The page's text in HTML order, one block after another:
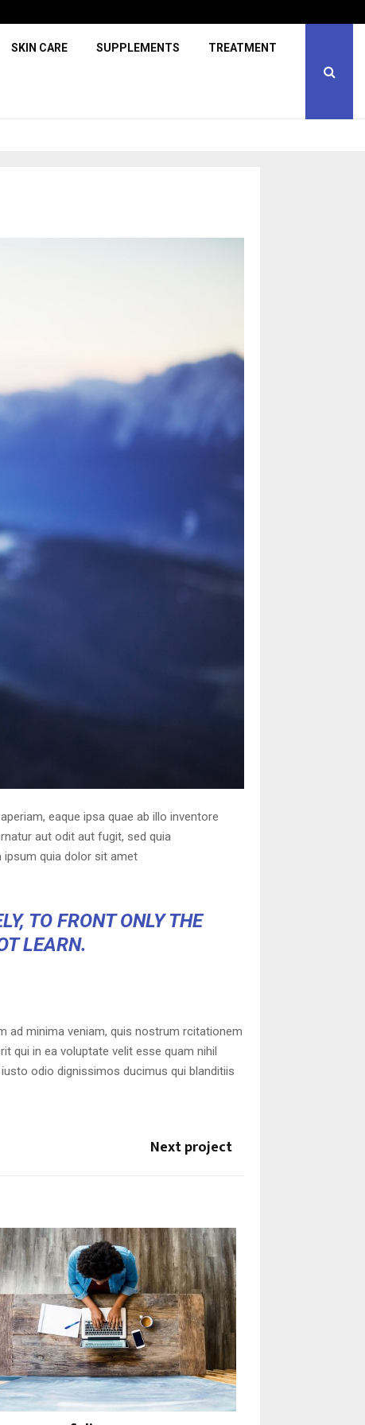
SKIN CARE SUPPLEMENTS TREATMENT
eaque ipsa quae ab illo inventore
aut odit aut fugit, sed quia
ipsum quia dolor sit amet
TO FRONT ONLY THE
LEARN.
ad minima veniam, quis nostrum rcitationem
qui in ea voluptate velit esse quam nihil
odio dignissimos ducimus qui blanditiis
Next project